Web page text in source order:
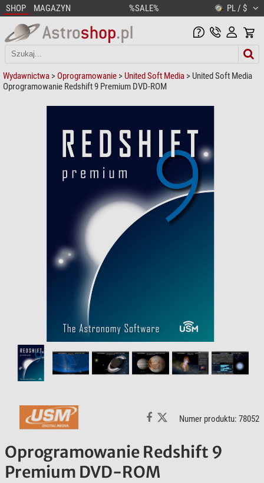
SHOP MAGAZYN %SALE% PL / $
Wydawnictwa > Oprogramowanie > United Soft Media > United Soft Media
Oprogramowanie Redshift 9 Premium DVD-ROM
Numer produktu: 78052
Oprogramowanie Redshift 9
Premium DVD-ROM